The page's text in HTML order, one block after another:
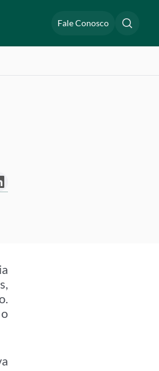
Fale Conosco